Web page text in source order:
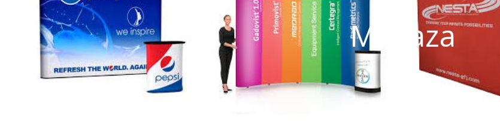
Mağaza